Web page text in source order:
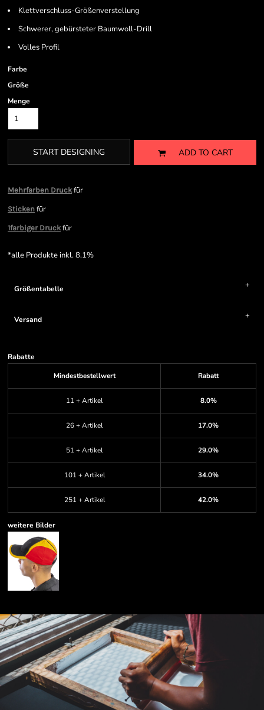
Klettverschluss-Größenverstellung
Schwerer, gebürsteter Baumwoll-Drill
Volles Profil
Farbe
Größe
Menge
START DESIGNING ADD TO CART
Mehrfarben Druckfür
Sticken für
1farbiger Druckfür
*alle Produkte inkl. 8.1%
Größentabelle
Versand
Rabatte
Mindestbestellwert
Rabatt
11 + Artikel 8.0%
26 + Artikel 17.0%
51 + Artikel 29.0%
101 + Artikel 34.0%
251 + Artikel 42.0%
weitere Bilder